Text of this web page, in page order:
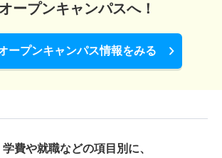
オープンキャンパスへ！
ープンキャンパス情報をみる
学費や就職などの項目別に、